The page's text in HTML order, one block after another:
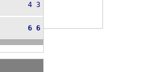
4 3
6 6